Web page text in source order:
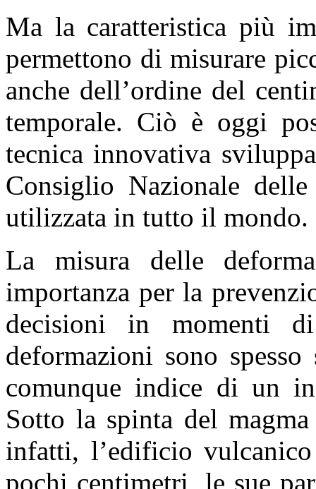
Ma la caratteristica più
permettono di misurare
anche dell’ordine del
temporale. Ciò è oggi
tecnica innovativa
Consiglio Nazionale
utilizzata in tutto il mondo.
La misura delle
importanza per la
decisioni in momenti
deformazioni sono
comunque indice di un
Sotto la spinta del
infatti, l’edificio
pochi centimetri, le sue